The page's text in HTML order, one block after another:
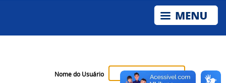
Nome do Usuário